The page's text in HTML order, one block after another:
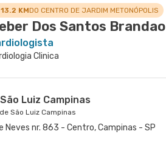
13.2 KMDO CENTRO DE JARDIM METONÓPOLIS
Dos Santos Brandao
Clinica
Luiz Campinas
São Luiz Campinas
Neves nr. 863 - Centro, Campinas - SP